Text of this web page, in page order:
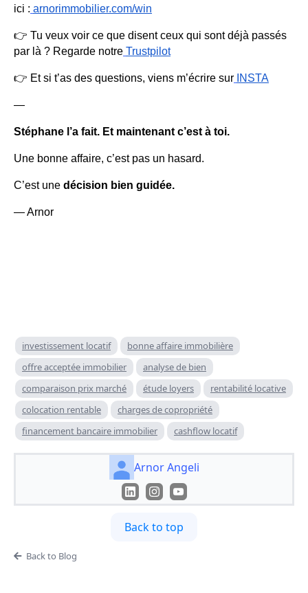
ici : arnorimmobilier.com/win
👉 Tu veux voir ce que disent ceux qui sont déjà passés
par là ? Regarde notre Trustpilot
👉 Et si t’as des questions, viens m’écrire sur INSTA
—
Stéphane l’a fait. Et maintenant c’est à toi.
Une bonne affaire, c’est pas un hasard.
C’est une décision bien guidée.
— Arnor
investissement locatif
bonne affaire immobilière
offre acceptée immobilier
analyse de bien
comparaison prix marché
étude loyers
rentabilité locative
colocation rentable
charges de copropriété
financement bancaire immobilier
cashflow locatif
Arnor Angeli
Back to top
Back to Blog